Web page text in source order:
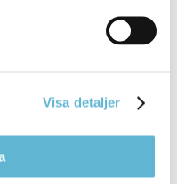
Visa detaljer